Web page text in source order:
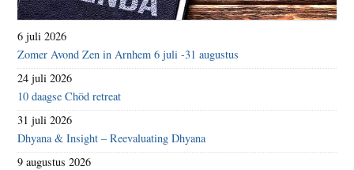
6 juli 2026
Zomer Avond Zen in Arnhem 6 juli -31 augustus
24 juli 2026
10 daagse Chöd retreat
31 juli 2026
Dhyana & Insight – Reevaluating Dhyana
9 augustus 2026